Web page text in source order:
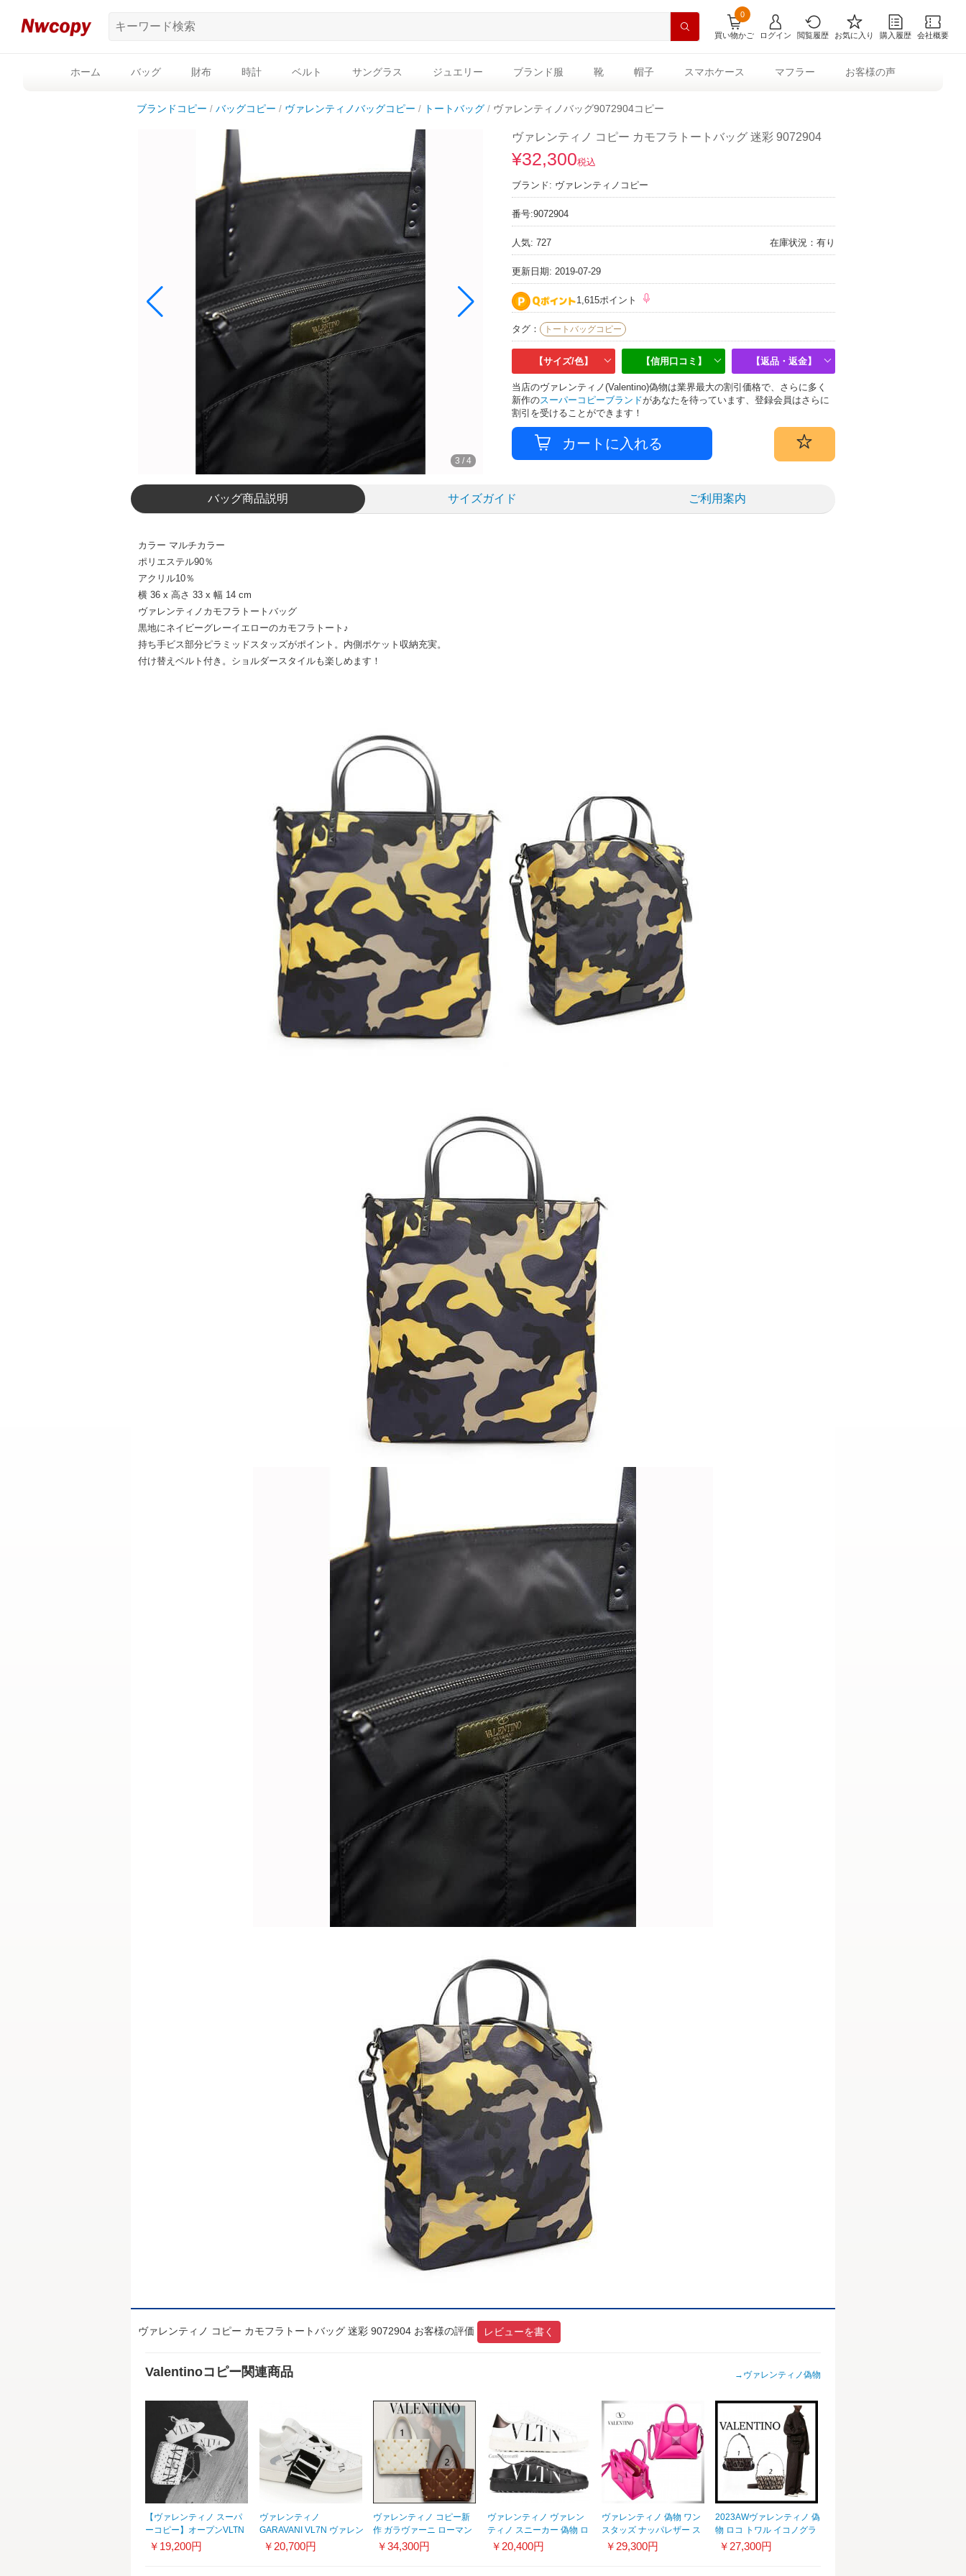
買い物かご
0
ログイン 閲覧履歴 お気に入り 購入履歴 会社概要
ホーム バッグ 財布 時計 ベルト サングラス ジュエリー ブランド服 靴 帽子 スマホケース マフラー お客様の声
ブランドコピー バッグコピー ヴァレンティノバッグコピー トートバッグ ヴァレンティノバッグ9072904コピー
3 / 4
ヴァレンティノ コピー カモフラトートバッグ 迷彩 9072904
¥32,300税込
ブランド: ヴァレンティノコピー
番号:9072904
人気: 727 在庫状況：有り
更新日期: 2019-07-29
1,615ポイント
タグ： トートバッグコピー
【サイズ/色】 【信用口コミ】 【返品・返金】
当店のヴァレンティノ(Valentino)偽物は業界最大の割引価格で、さらに多く
新作のスーパーコピーブランドがあなたを待っています、登録会員はさらに
割引を受けることができます！
バッグ商品説明 サイズガイド ご利用案内
カラー マルチカラー
ポリエステル90％
アクリル10％
横 36 x 高さ 33 x 幅 14 cm
ヴァレンティノカモフラトートバッグ
黒地にネイビーグレーイエローのカモフラトート♪
持ち手ビス部分ピラミッドスタッズがポイント。内側ポケット収納充実。
付け替えベルト付き。ショルダースタイルも楽しめます！
ヴァレンティノ コピー カモフラトートバッグ 迷彩 9072904 お客様の評価 レビューを書く
Valentinoコピー関連商品 → ヴァレンティノ偽物
【ヴァレンティノ スーパ
ーコピー】オープンVLTN
レザースニーカー☆大人気
￥19,200円
ヴァレンティノ
GARAVANI VL7N ヴァレン
ティノ スニーカー コピー
￥20,700円
ヴァレンティノ コピー新
作 ガラヴァーニ ローマン
スタッズ トート
￥34,300円
ヴァレンティノ ヴァレン
ティノ スニーカー 偽物 ロ
ックスタッズ オープンス
￥20,400円
ヴァレンティノ 偽物 ワン
スタッズ ナッパレザー ス
モール ハンドバッグ
￥29,300円
2023AWヴァレンティノ 偽
物 ロコ トワル イコノグラ
フ ミニ ショルダーバッグ
￥27,300円